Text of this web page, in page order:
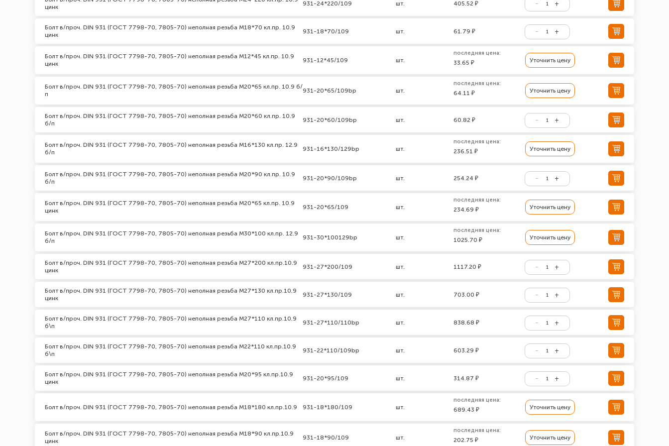
цинк
931-24*220/109 шт. 405.52 ₽
Болт в/проч. DIN 931 (ГОСТ 7798-70, 7805-70) неполная резьба М18*70 кл.пр. 10.9
цинк
931-18*70/109 шт. 61.79 ₽
Болт в/проч. DIN 931 (ГОСТ 7798-70, 7805-70) неполная резьба М12*45 кл.пр. 10.9
цинк
931-12*45/109 шт.
последняя цена:
33.65 ₽ Уточнить цену
Болт в/проч. DIN 931 (ГОСТ 7798-70, 7805-70) неполная резьба М20*65 кл.пр. 10.9 б/
п
931-20*65/109bp шт.
последняя цена:
64.11 ₽ Уточнить цену
Болт в/проч. DIN 931 (ГОСТ 7798-70, 7805-70) неполная резьба М20*60 кл.пр. 10.9
б/п
931-20*60/109bp шт. 60.82 ₽
Болт в/проч. DIN 931 (ГОСТ 7798-70, 7805-70) неполная резьба М16*130 кл.пр. 12.9
б/п
931-16*130/129bp шт.
последняя цена:
236.51 ₽ Уточнить цену
Болт в/проч. DIN 931 (ГОСТ 7798-70, 7805-70) неполная резьба М20*90 кл.пр. 10.9
б/п
931-20*90/109bp шт. 254.24 ₽
Болт в/проч. DIN 931 (ГОСТ 7798-70, 7805-70) неполная резьба М20*65 кл.пр. 10.9
цинк
931-20*65/109 шт.
последняя цена:
234.69 ₽ Уточнить цену
Болт в/проч. DIN 931 (ГОСТ 7798-70, 7805-70) неполная резьба М30*100 кл.пр. 12.9
б/п
931-30*100129bp шт.
последняя цена:
1025.70 ₽ Уточнить цену
Болт в/проч. DIN 931 (ГОСТ 7798-70, 7805-70) неполная резьба М27*200 кл.пр.10.9
цинк
931-27*200/109 шт. 1117.20 ₽
Болт в/проч. DIN 931 (ГОСТ 7798-70, 7805-70) неполная резьба М27*130 кл.пр.10.9
цинк
931-27*130/109 шт. 703.00 ₽
Болт в/проч. DIN 931 (ГОСТ 7798-70, 7805-70) неполная резьба М27*110 кл.пр.10.9
б\п
931-27*110/110bp шт. 838.68 ₽
Болт в/проч. DIN 931 (ГОСТ 7798-70, 7805-70) неполная резьба М22*110 кл.пр.10.9
б\п
931-22*110/109bp шт. 603.29 ₽
Болт в/проч. DIN 931 (ГОСТ 7798-70, 7805-70) неполная резьба М20*95 кл.пр.10.9
цинк
931-20*95/109 шт. 314.87 ₽
Болт в/проч. DIN 931 (ГОСТ 7798-70, 7805-70) неполная резьба М18*180 кл.пр.10.9 931-18*180/109 шт.
последняя цена:
689.43 ₽ Уточнить цену
Болт в/проч. DIN 931 (ГОСТ 7798-70, 7805-70) неполная резьба М18*90 кл.пр.10.9
цинк
931-18*90/109 шт.
последняя цена:
202.75 ₽ Уточнить цену